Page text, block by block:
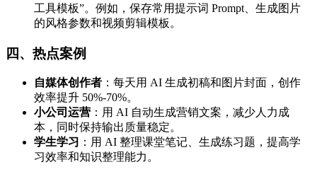
工具模板”。例如，保存常用提示词 Prompt、生成图片
的风格参数和视频剪辑模板。
四、热点案例
自媒体创作者 ：每天用 AI 生成初稿和图片封面，创作
效率提升 50%-70%。
小公司运营 ：用 AI 自动生成营销文案，减少人力成
本，同时保持输出质量稳定。
学生学习 ：用 AI 整理课堂笔记、生成练习题，提高学
习效率和知识整理能力。